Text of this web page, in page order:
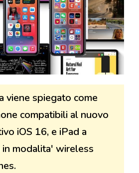
viene spiegato come
compatibili al nuovo
iOS 16, e iPad a
in modalita' wireless